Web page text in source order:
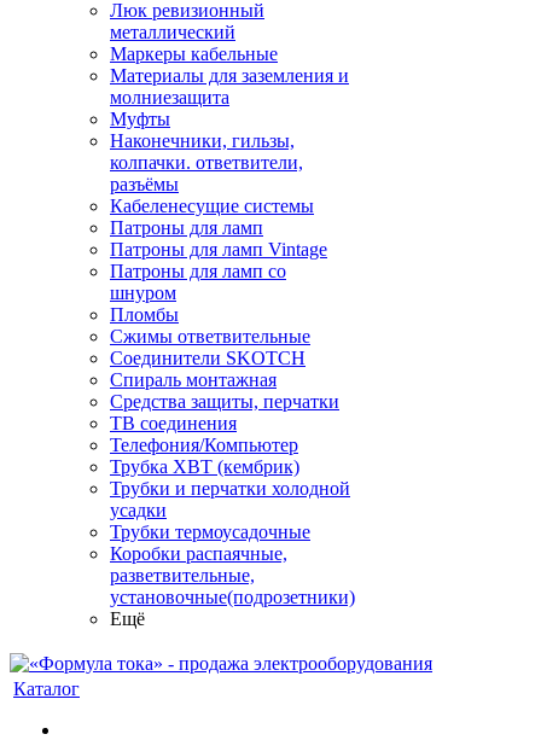
Люк ревизионный
металлический
Маркеры кабельные
Материалы для заземления и
молниезащита
Муфты
Наконечники, гильзы,
колпачки. ответвители,
разъёмы
Кабеленесущие системы
Патроны для ламп
Патроны для ламп Vintage
Патроны для ламп со
шнуром
Пломбы
Сжимы ответвительные
Соединители SKOTCH
Спираль монтажная
Средства защиты, перчатки
ТВ соединения
Телефония/Компьютер
Трубка ХВТ (кембрик)
Трубки и перчатки холодной
усадки
Трубки термоусадочные
Коробки распаячные,
разветвительные,
установочные(подрозетники)
Ещё
Каталог